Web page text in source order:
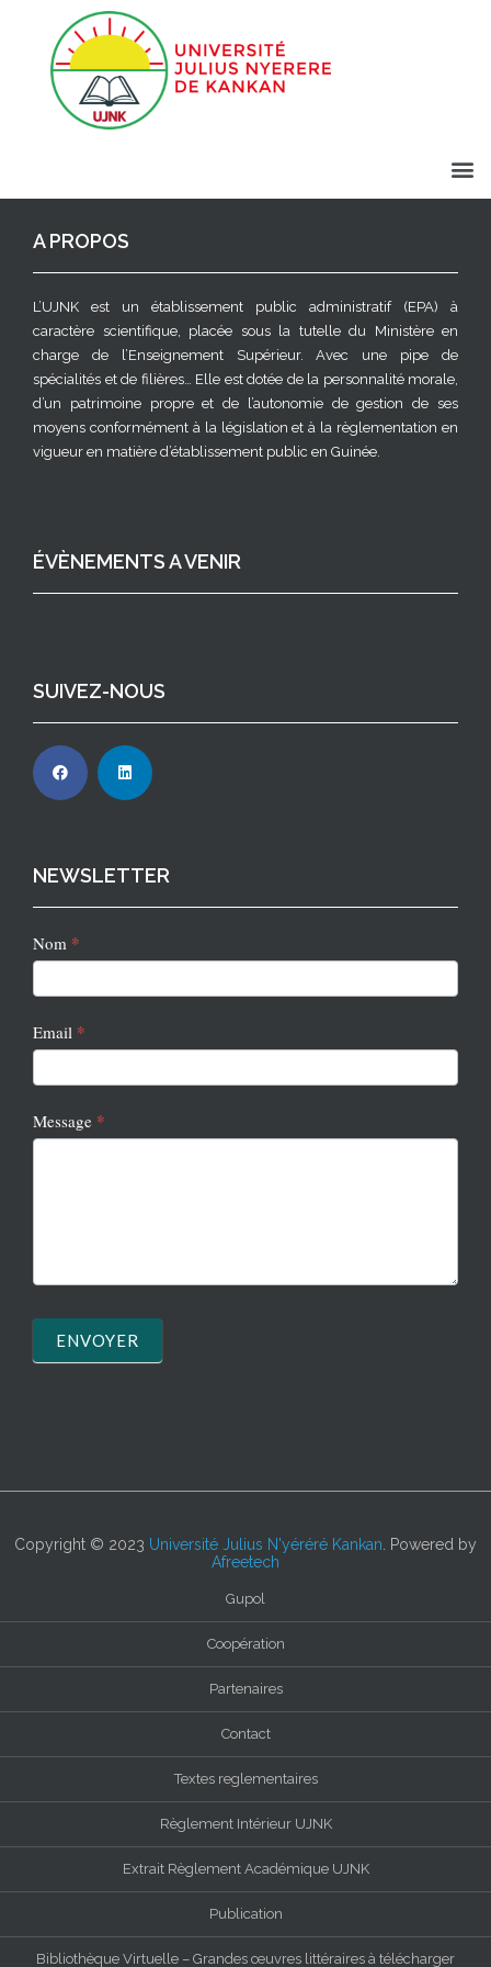
A PROPOS
L’UJNK est un établissement public administratif (EPA) à
caractère scientifique, placée sous la tutelle du Ministère en
charge de l’Enseignement Supérieur. Avec une pipe de
spécialités et de filières… Elle est dotée de la personnalité morale,
d’un patrimoine propre et de l’autonomie de gestion de ses
moyens conformément à la législation et à la règlementation en
vigueur en matière d’établissement public en Guinée.
ÉVÈNEMENTS A VENIR
SUIVEZ-NOUS
NEWSLETTER
Newsletter
2
Nom *
Email *
Message *
ENVOYER
Gupol
Coopération
Partenaires
Contact
Textes reglementaires
Règlement Intérieur UJNK
Extrait Règlement Académique UJNK
Publication
Bibliothèque Virtuelle – Grandes œuvres littéraires à télécharger
Copyright © 2023 Université Julius N'yéréré Kankan . Powered by
Afreetech